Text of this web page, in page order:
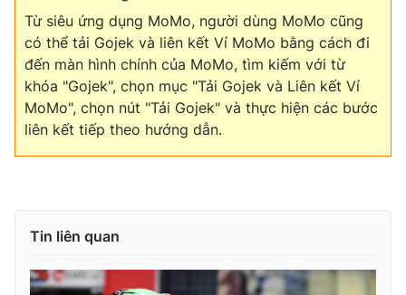
Email:toasoan@vtv.vn
Liên hệ quảng cáo:024-7300.7108
Từ siêu ứng dụng MoMo, người dùng MoMo cũng
có thể tải Gojek và liên kết Ví MoMo bằng cách đi
đến màn hình chính của MoMo, tìm kiếm với từ
khóa "Gojek", chọn mục "Tải Gojek và Liên kết Ví
MoMo", chọn nút "Tải Gojek" và thực hiện các bước
liên kết tiếp theo hướng dẫn.
Tin liên quan